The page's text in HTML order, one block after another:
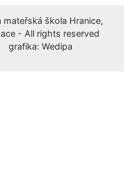
škola Hranice,
- All rights reserved
grafika: Wedipa